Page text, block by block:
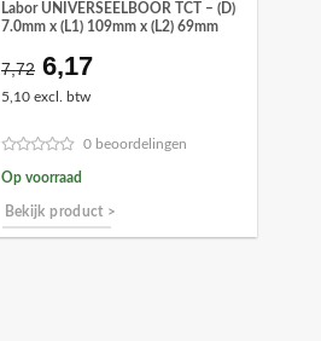
Labor UNIVERSEELBOOR TCT – (D)
7.0mm x (L1) 109mm x (L2) 69mm
7,72 Oorspronkelijke
prijs
€7,72.
6,17Huidige
€6,17.
5,10 excl. btw
0 beoordelingen
Op voorraad
Bekijk product >